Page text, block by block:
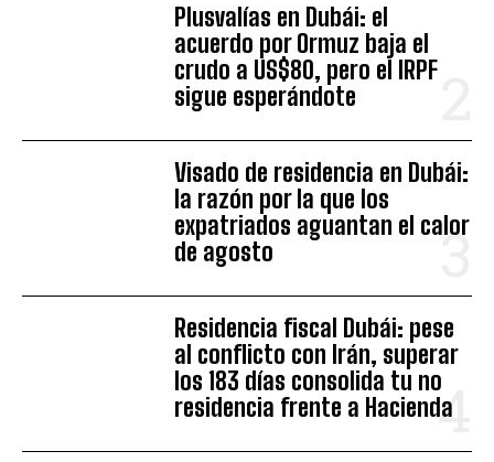
Plusvalías en Dubái: el
acuerdo por Ormuz baja el
crudo a US$80, pero el IRPF
sigue esperándote
Visado de residencia en Dubái:
la razón por la que los
expatriados aguantan el calor
de agosto
Residencia fiscal Dubái: pese
al conflicto con Irán, superar
los 183 días consolida tu no
residencia frente a Hacienda